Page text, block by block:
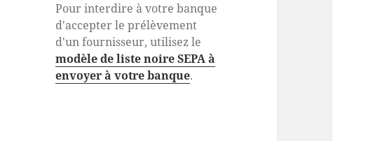
Pour interdire à votre banque
d'accepter le prélèvement
d'un fournisseur, utilisez le
modèle de liste noire SEPA à
envoyer à votre banque.